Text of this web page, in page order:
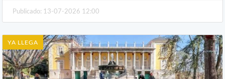
Publicado: 13-07-2026 12:00
YA LLEGA